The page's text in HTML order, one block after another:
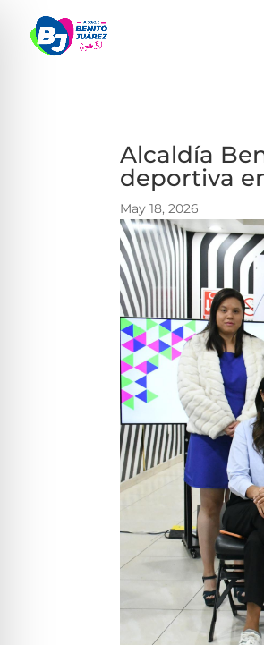
Alcaldía
deportiva
May 18, 2026